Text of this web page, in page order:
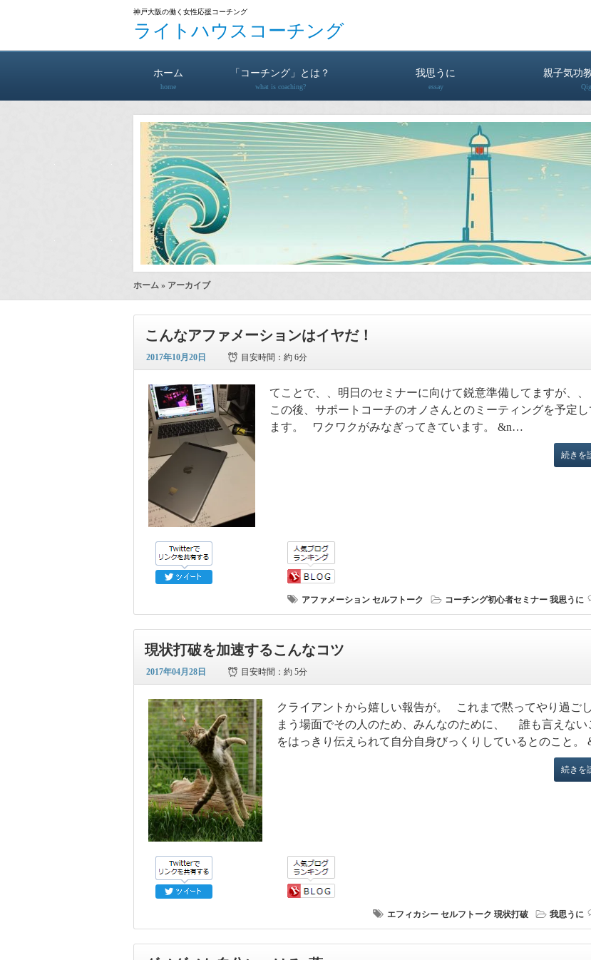
神戸大阪の働く女性応援コーチング
ライトハウスコーチング
ホーム
home
「コーチング」とは？
what is coaching?
我思うに
essay
親子気功
ホーム » アーカイブ
こんなアファメーションはイヤだ！
2017年10月20日 目安時間：約 6分
てことで、、明日のセミナーに向けて鋭意準備してますが、
この後、サポートコーチのオノさんとのミーティングを予定し
ます。 ワクワクがみなぎってきています。 &n…
続きを
アファメーション セルフトーク コーチング初心者セミナー 我思うに
現状打破を加速するこんなコツ
2017年04月28日 目安時間：約 5分
クライアントから嬉しい報告が。 これまで黙ってやり過ご
まう場面でその人のため、みんなのために、 誰も言えない
をはっきり伝えられて自分自身びっくりしているとのこと
続きを
エフィカシー セルフトーク 現状打破 我思うに